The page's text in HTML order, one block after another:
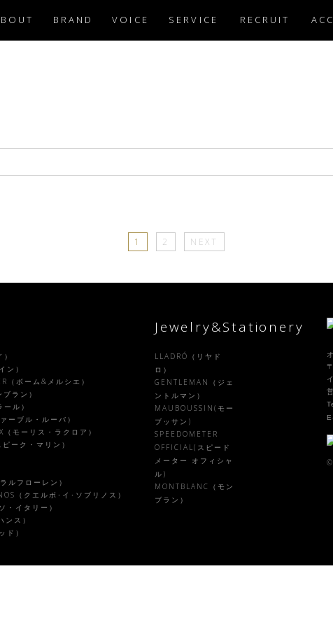
BRAND VOICE SERVICE RECRUIT
1 2 NEXT
ン）
（ボーム&メルシエ）
ラン）
ル）
ーブル・ルーバ）
モーリス・ラクロア）
ーク・マリン）
ルフローレン）
（クエルボ･イ･ソブリノス）
・イタリー）
ス）
ド）
Jewelry&Stationery
LLADRÓ（リヤド
ロ）
GENTLEMAN（ジェ
ントルマン）
MAUBOUSSIN(モー
ブッサン)
SPEEDOMETER
OFFICIAL(スピード
メーター オフィシャ
ル)
MONTBLANC（モン
ブラン）